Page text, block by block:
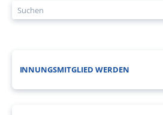
INNUNGSMITGLIED WERDEN